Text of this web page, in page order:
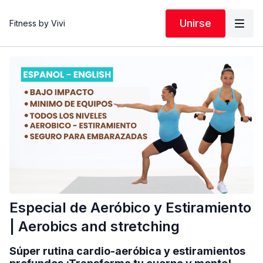
Fitness by Vivi Unirse
Especial de Aeróbico y Estiramiento
| Aerobics and stretching
Súper rutina cardio-aeróbica y estiramientos